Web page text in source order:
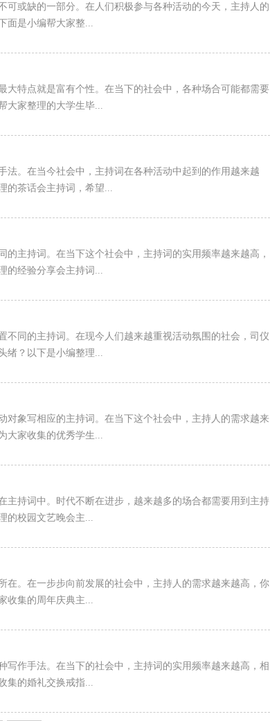
可或缺的一部分。在人们积极参与各种活动的今天，主持人的
面是小编帮大家整...
大特点就是富有个性。在当下的社会中，各种场合可能都需要
大家整理的大学生毕...
法。在当今社会中，主持词在各种活动中起到的作用越来越
的茶话会主持词，希望...
主持词。在当下这个社会中，主持词的实用频率越来越高，
的经验分享会主持词...
不同的主持词。在现今人们越来越重视活动氛围的社会，司仪
绪？以下是小编整理...
对象写相应的主持词。在当下这个社会中，主持人的需求越来
大家收集的优秀学生...
主持词中。时代不断在进步，越来越多的场合都需要用到主持
的校园文艺晚会主...
在。在一步步向前发展的社会中，主持人的需求越来越高，你
收集的周年庆典主...
作手法。在当下的社会中，主持词的实用频率越来越高，相
集的婚礼交换戒指...